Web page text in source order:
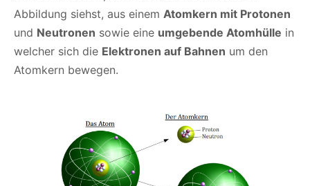
Abbildung siehst, aus einem Atomkern mit Protonen
und Neutronen sowie eine umgebende Atomhülle in
welcher sich die Elektronen auf Bahnen um den
Atomkern bewegen.